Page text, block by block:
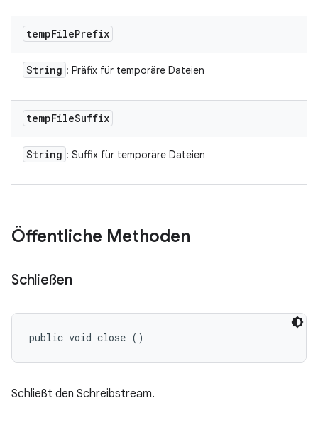
tempFilePrefix
String : Präfix für temporäre Dateien
tempFileSuffix
String : Suffix für temporäre Dateien
Öffentliche Methoden
Schließen
public void close ()
Schließt den Schreibstream.